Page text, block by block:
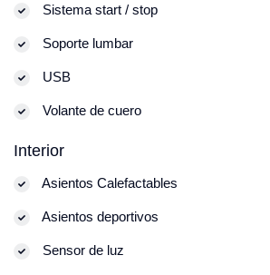
Sistema start / stop
Soporte lumbar
USB
Volante de cuero
Interior
Asientos Calefactables
Asientos deportivos
Sensor de luz